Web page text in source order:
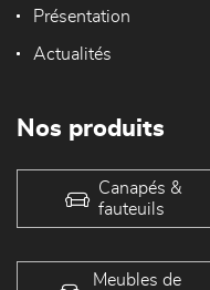
Présentation
Actualités
Nos produits
Canapés &
fauteuils
Meubles de